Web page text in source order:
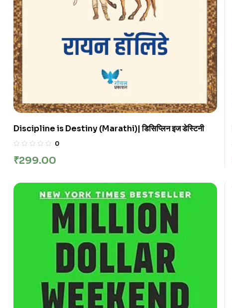
Discipline is Destiny (Marathi)| डिसिप्लिन इज डेस्टिनी
0
₹299.00